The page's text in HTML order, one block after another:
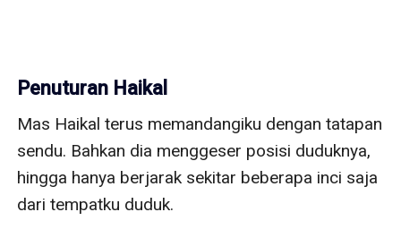
Penuturan Haikal
Mas Haikal terus memandangiku dengan tatapan
sendu. Bahkan dia menggeser posisi duduknya,
hingga hanya berjarak sekitar beberapa inci saja
dari tempatku duduk.